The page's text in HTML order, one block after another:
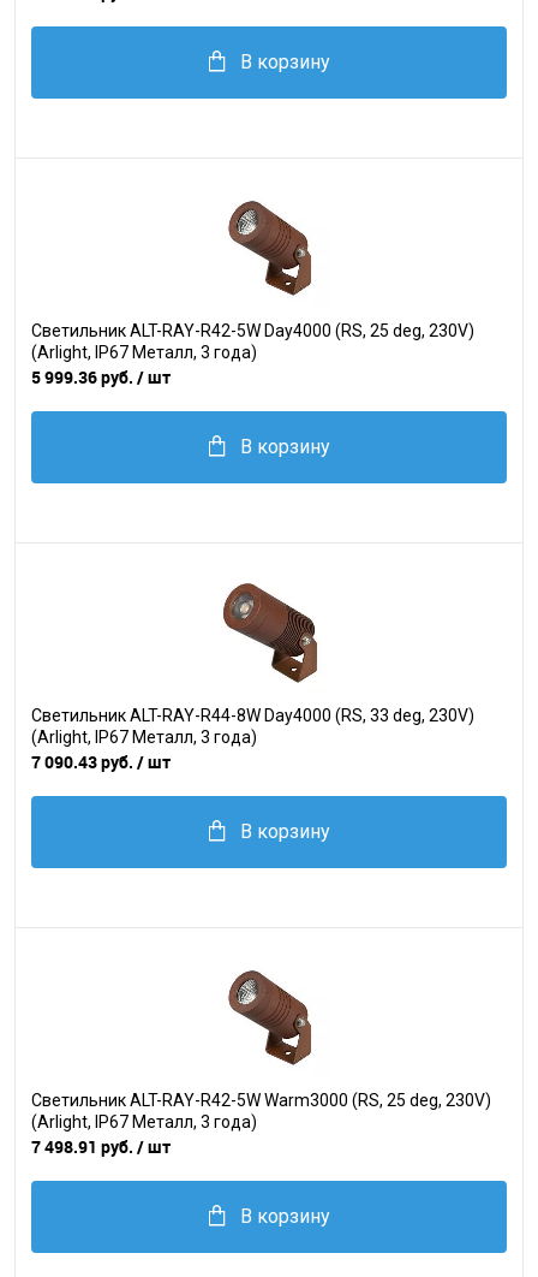
В корзину
Светильник ALT-RAY-R42-5W Day4000 (RS, 25 deg, 230V)
(Arlight, IP67 Металл, 3 года)
5 999.36 руб. / шт
В корзину
Светильник ALT-RAY-R44-8W Day4000 (RS, 33 deg, 230V)
(Arlight, IP67 Металл, 3 года)
7 090.43 руб. / шт
В корзину
Светильник ALT-RAY-R42-5W Warm3000 (RS, 25 deg, 230V)
(Arlight, IP67 Металл, 3 года)
7 498.91 руб. / шт
В корзину